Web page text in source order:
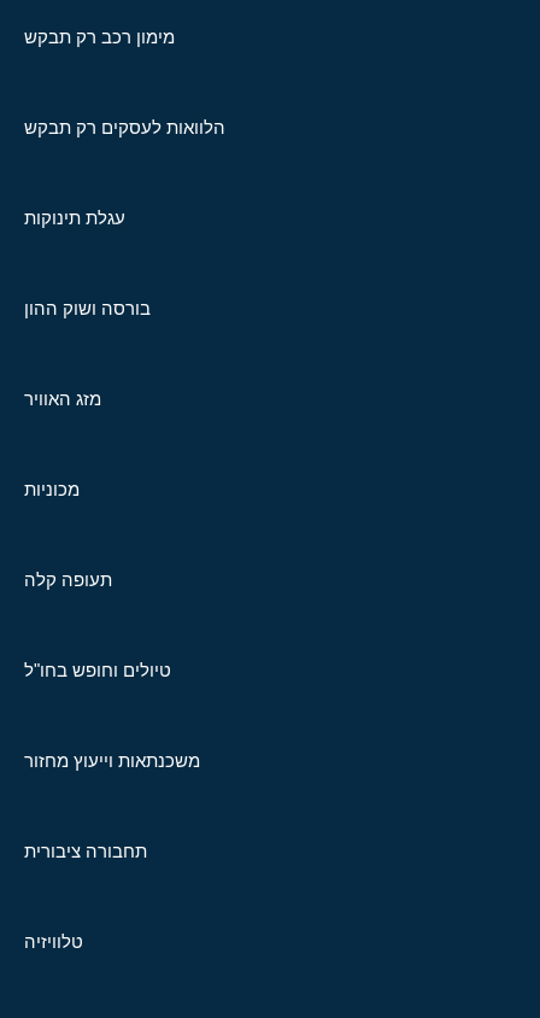
מימון רכב רק תבקש
הלוואות לעסקים רק תבקש
עגלת תינוקות
בורסה ושוק ההון
מזג האוויר
מכוניות
תעופה קלה
טיולים וחופש בחו"ל
משכנתאות וייעוץ מחזור
תחבורה ציבורית
טלוויזיה